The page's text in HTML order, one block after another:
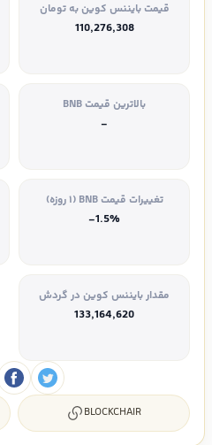
قیمت بایننس کوین به تومان
110,276,308
بالاترین قیمت BNB
-
تغییرات قیمت BNB (۱ روزه)
-1.5%
مقدار بایننس کوین در گردش
133,164,620
BLOCKCHAIR